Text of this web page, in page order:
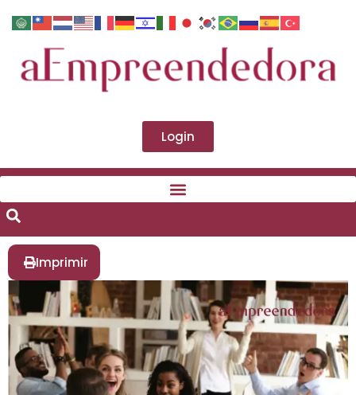
Login
Imprimir